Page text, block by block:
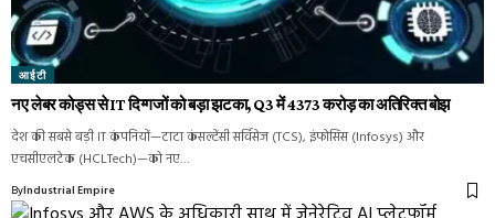
आईटी
नए लेबर कोड्स से IT दिग्गजों को बड़ा झटका, Q3 में ₹4373 करोड़ का अतिरिक्त बोझ
देश की सबसे बड़ी IT कंपनियों—टाटा कंसल्टेंसी सर्विसेज (TCS), इंफोसिस (Infosys) और
एचसीएलटेक (HCLTech)—को नए…
ByIndustrial Empire